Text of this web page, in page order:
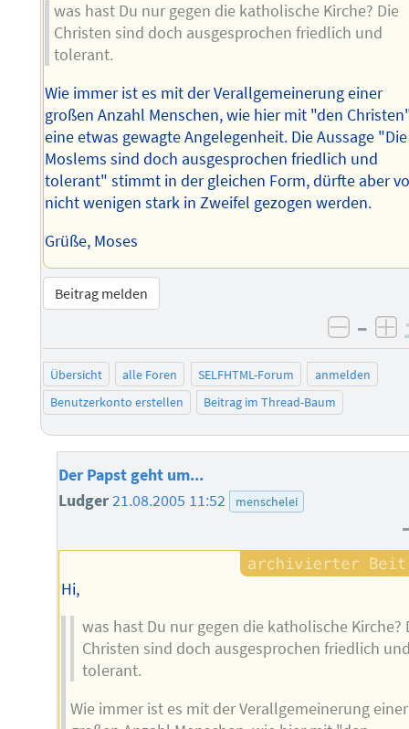
was hast Du nur gegen die katholische Kirche? Die
Christen sind doch ausgesprochen friedlich und
tolerant.
Wie immer ist es mit der Verallgemeinerung einer
großen Anzahl Menschen, wie hier mit "den
eine etwas gewagte Angelegenheit. Die Aussage "Die
Moslems sind doch ausgesprochen friedlich und
tolerant" stimmt in der gleichen Form, dürfte aber
nicht wenigen stark in Zweifel gezogen werden.
Grüße, Moses
Beitrag melden
–
Übersicht alle Foren SELFHTML-Forum
anmelden
Benutzerkonto erstellen
Beitrag im Thread-Baum
Der Papst geht um...
Ludger21.08.2005 11:52 menschelei
Hi,
was hast Du nur gegen die katholische Kirche?
Christen sind doch ausgesprochen friedlich
tolerant.
Wie immer ist es mit der Verallgemeinerung einer